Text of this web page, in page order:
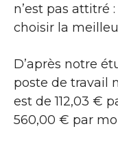
n’est pas attitré
choisir la
D’après notre
poste de travail
est de 112,03 €
560,00 € par